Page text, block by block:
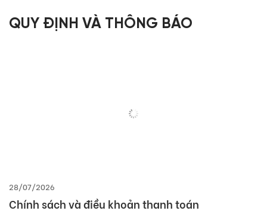
QUY ĐỊNH VÀ THÔNG BÁO
28/07/2026
Chính sách và điều khoản thanh toán